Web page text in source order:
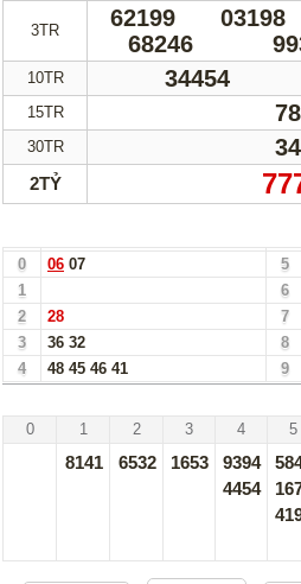
3TR 62199 03198
68246
10TR 34454
15TR
30TR
2TỶ
0 06 07 5
1
6
2
28 7
3
36 32 8
4
48 45 46 41 9
0 1 2 3 4 5
8141 6532 1653
9394
4454